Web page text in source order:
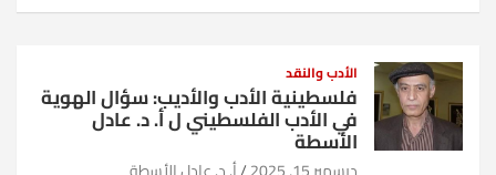
الأدب والنقد
فلسطينية الأدب والأديب: سؤال الهوية
في الأدب الفلسطيني ل أ. د. عادل
الأسطة